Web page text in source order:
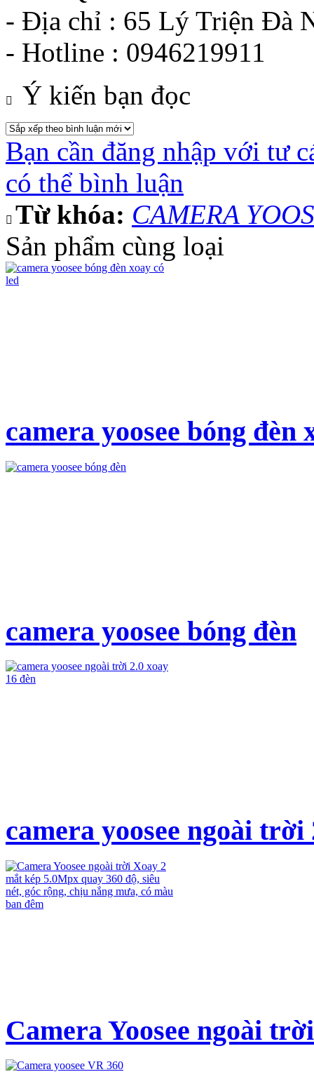
- Địa chỉ : 65 Lý Triện Đà
- Hotline : 0946219911
Ý kiến bạn đọc
Bạn cần đăng nhập với tư
có thể bình luận
Từ khóa: CAMERA
Sản phẩm cùng loại
camera yoosee bóng đèn
camera yoosee bóng đèn
camera yoosee ngoài trời
Camera Yoosee ngoài